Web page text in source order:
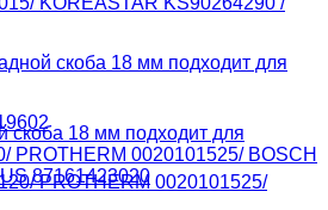
скоба 18 мм подходит для
PROTHERM 0020101525/ BOSCH
87161423020